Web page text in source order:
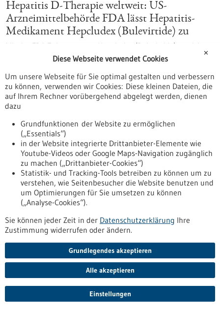
Hepatitis D-Therapie weltweit: US-
Arzneimittelbehörde FDA lässt Hepatitis-
Medikament Hepcludex (Bulevirtide) zu
Mit der FDA-Zulassung von Hepcludex (Bulevirtide) erreicht
eine an der Medizinischen Fakultät Heidelberg der
und im Deutschen Zentrum für Infektionsforschung
entwickelte Therapie gegen chronische Hepatitis D nun auch
den weltweit wichtigsten Arzneimittelmarkt.
https://www.gesundheitsindustrie-
revolutioniert-hepatitis-d-therapie-weltweit-us-
arzneimittelbehoerde-fda-laesst-hepatitis-medikament
Förderung
Förderung von Forschungsvorhaben von
Hochschulen für Angewandte Wissenschaften
zur anwendungsbezogenen
Weiterentwicklung von
Forschungsergebnissen (HAW-
ForschungsSchub) im Rahmen des
Programms „Forschung an Hochschulen für
Angewandte Wissenschaften“
Förderprogramm,Förderung durch:BMFTR,
15.10.2026
✕
Diese Webseite verwendet Cookies
Um unsere Webseite für Sie optimal gestalten und verbessern
zu können, verwenden wir Cookies: Diese kleinen Dateien, die
auf Ihrem Rechner vorübergehend abgelegt werden, dienen
dazu
Grundfunktionen der Website zu ermöglichen
(„Essentials“)
in der Website integrierte Drittanbieter-Elemente wie
Youtube-Videos oder Google Maps-Navigation zugänglich
zu machen („Drittanbieter-Cookies“)
Statistik- und Tracking-Tools betreiben zu können um zu
verstehen, wie Seitenbesucher die Website benutzen und
um Optimierungen für Sie umsetzen zu können
(„Analyse-Cookies“).
Sie können jeder Zeit in der Datenschutzerklärung Ihre
Zustimmung widerrufen oder ändern.
Grundlegendes akzeptieren
Alle akzeptieren
Einstellungen